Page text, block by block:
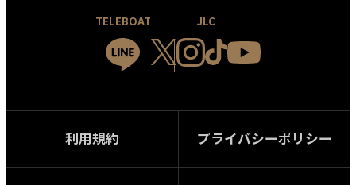
TELEBOAT JLC
利用規約 プライバシーポリシー